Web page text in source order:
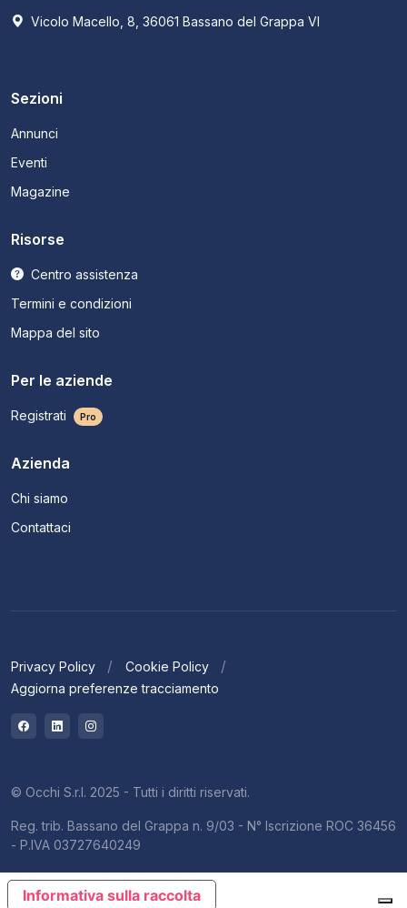
Vicolo Macello, 8, 36061 Bassano del Grappa VI
Sezioni
Annunci
Eventi
Magazine
Risorse
Centro assistenza
Termini e condizioni
Mappa del sito
Per le aziende
Registrati Pro
Azienda
Chi siamo
Contattaci
Privacy Policy
Cookie Policy
Aggiorna preferenze tracciamento
© Occhi S.r.l. 2025 - Tutti i diritti riservati.
Reg. trib. Bassano del Grappa n. 9/03 - N° Iscrizione ROC 36456
- P.IVA 03727640249
Informativa sulla raccolta